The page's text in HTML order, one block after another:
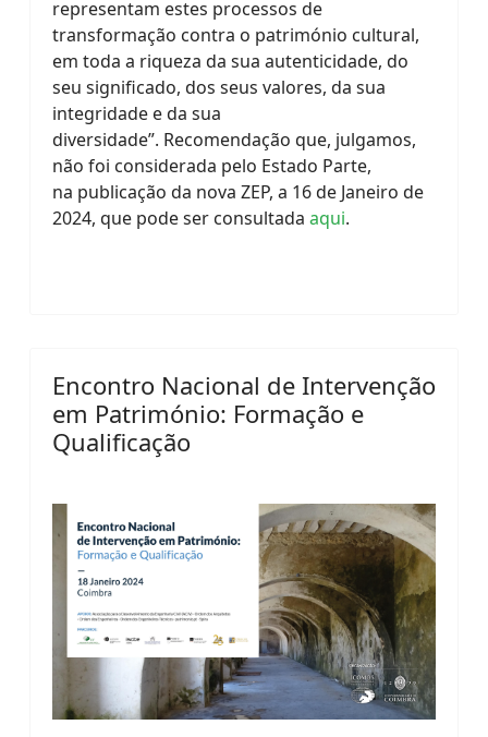
representam estes processos de
transformação contra o património cultural,
em toda a riqueza da sua autenticidade, do
seu significado, dos seus valores, da sua
integridade e da sua
diversidade”. Recomendação que, julgamos,
não foi considerada pelo Estado Parte,
na publicação da nova ZEP, a 16 de Janeiro de
2024, que pode ser consultada aqui.
Encontro Nacional de Intervenção
em Património: Formação e
Qualificação